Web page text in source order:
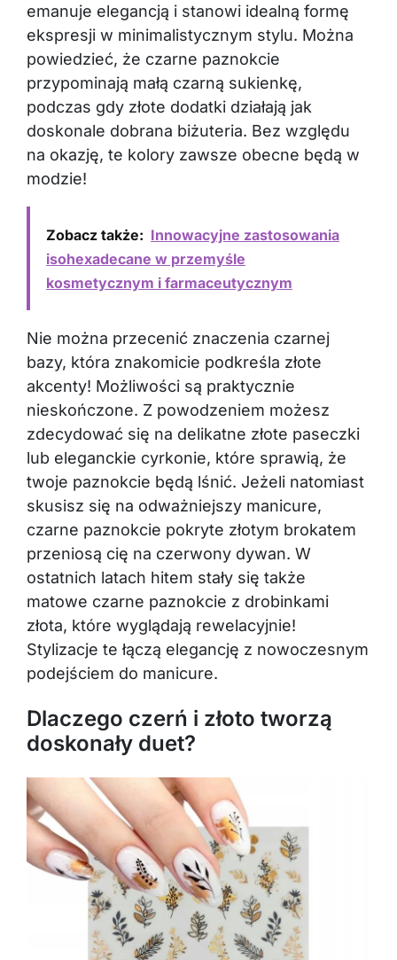
emanuje elegancją i stanowi idealną formę
ekspresji w minimalistycznym stylu. Można
powiedzieć, że czarne paznokcie
przypominają małą czarną sukienkę,
podczas gdy złote dodatki działają jak
doskonale dobrana biżuteria. Bez względu
na okazję, te kolory zawsze obecne będą w
modzie!
Zobacz także: Innowacyjne zastosowania
isohexadecane w przemyśle
kosmetycznym i farmaceutycznym
Nie można przecenić znaczenia czarnej
bazy, która znakomicie podkreśla złote
akcenty! Możliwości są praktycznie
nieskończone. Z powodzeniem możesz
zdecydować się na delikatne złote paseczki
lub eleganckie cyrkonie, które sprawią, że
twoje paznokcie będą lśnić. Jeżeli natomiast
skusisz się na odważniejszy manicure,
czarne paznokcie pokryte złotym brokatem
przeniosą cię na czerwony dywan. W
ostatnich latach hitem stały się także
matowe czarne paznokcie z drobinkami
złota, które wyglądają rewelacyjnie!
Stylizacje te łączą elegancję z nowoczesnym
podejściem do manicure.
Dlaczego czerń i złoto tworzą
doskonały duet?